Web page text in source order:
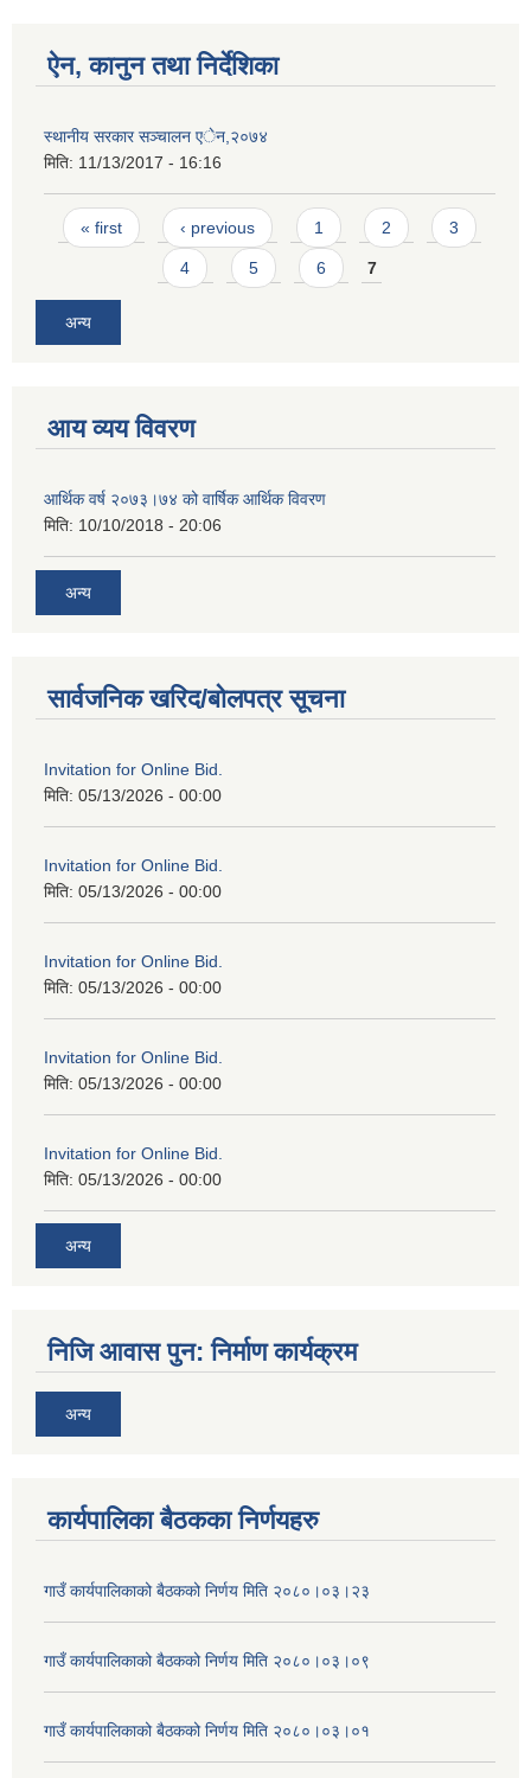
ऐन, कानुन तथा निर्देशिका
स्थानीय सरकार सञ्चालन एेन,२०७४
मिति: 11/13/2017 - 16:16
Pages
« first ‹ previous 1 2 3
4 5 6 7
अन्य
आय व्यय विवरण
आर्थिक वर्ष २०७३।७४ को वार्षिक आर्थिक विवरण
मिति: 10/10/2018 - 20:06
अन्य
सार्वजनिक खरिद/बोलपत्र सूचना
Invitation for Online Bid.
मिति: 05/13/2026 - 00:00
Invitation for Online Bid.
मिति: 05/13/2026 - 00:00
Invitation for Online Bid.
मिति: 05/13/2026 - 00:00
Invitation for Online Bid.
मिति: 05/13/2026 - 00:00
Invitation for Online Bid.
मिति: 05/13/2026 - 00:00
अन्य
निजि आवास पुन: निर्माण कार्यक्रम
अन्य
कार्यपालिका बैठकका निर्णयहरु
गाउँ कार्यपालिकाको बैठकको निर्णय मिति २०८०।०३।२३
गाउँ कार्यपालिकाको बैठकको निर्णय मिति २०८०।०३।०९
गाउँ कार्यपालिकाको बैठकको निर्णय मिति २०८०।०३।०१